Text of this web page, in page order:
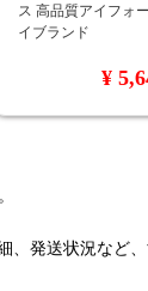
ス 高品質アイフォ
イブランド
¥
発送状況など